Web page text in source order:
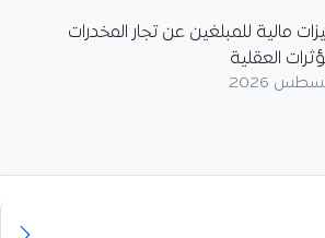
مالية للمبلغين عن تجار المخدرات
العقلية